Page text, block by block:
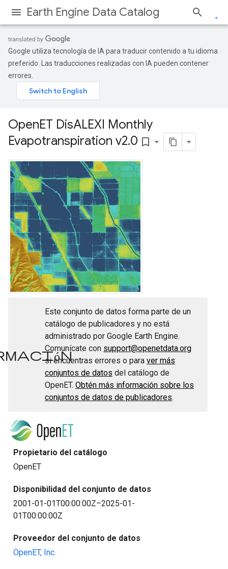
Earth Engine Data Catalog
Google utiliza tecnología de IA para traducir contenido a tu idioma
preferido. Las traducciones realizadas con IA pueden contener
errores.
OpenET DisALEXI Monthly
Evapotranspiration v2.0 bookmark_border
Este conjunto de datos forma parte de un
catálogo de publicadores y no está
administrado por Google Earth Engine.
Comunícate con support@openetdata.org
si encuentras errores o para ver más
conjuntos de datos del catálogo de
OpenET. Obtén más información sobre los
conjuntos de datos de publicadores.
Propietario del catálogo
OpenET
Disponibilidad del conjunto de datos
2001-01-01T00:00:00Z–2025-01-
01T00:00:00Z
Proveedor del conjunto de datos
OpenET, Inc.